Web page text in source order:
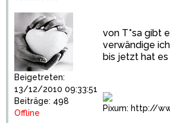
Beigetreten:
13/12/2010 09:33:51
Beiträge: 498
Offline
von T*sa gibt
verwändige
bis jetzt hat es
Pixum: http://